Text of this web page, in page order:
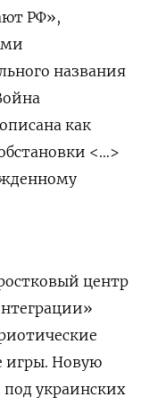
РФ»,
названия
как
<…>
центр
игры. Новую
украинских